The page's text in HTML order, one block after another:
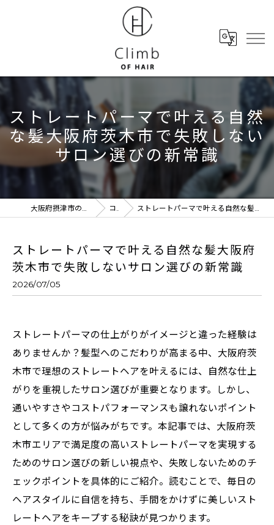
ストレートパーマで叶える自然
な髪大阪府茨木市で失敗しない
サロン選びの新常識
大阪府摂津市の美容室ならClimb of hair コラム ストレートパーマで叶える自然な髪大阪府茨木市で失敗しないサロン選びの新常識
ストレートパーマで叶える自然な髪大阪府
茨木市で失敗しないサロン選びの新常識
2026/07/05
ストレートパーマの仕上がりがイメージと違った経験は
ありませんか？髪型へのこだわりが高まる中、大阪府茨
木市で理想のストレートヘアを叶えるには、自然な仕上
がりを重視したサロン選びが重要となります。しかし、
通いやすさやコストパフォーマンスも譲れないポイント
として多くの方が悩みがちです。本記事では、大阪府茨
木市エリアで満足度の高いストレートパーマを実現する
ためのサロン選びの新しい視点や、失敗しないためのチ
ェックポイントを具体的にご紹介。読むことで、毎日の
ヘアスタイルに自信を持ち、手間をかけずに美しいスト
レートヘアをキープする秘訣が見つかります。